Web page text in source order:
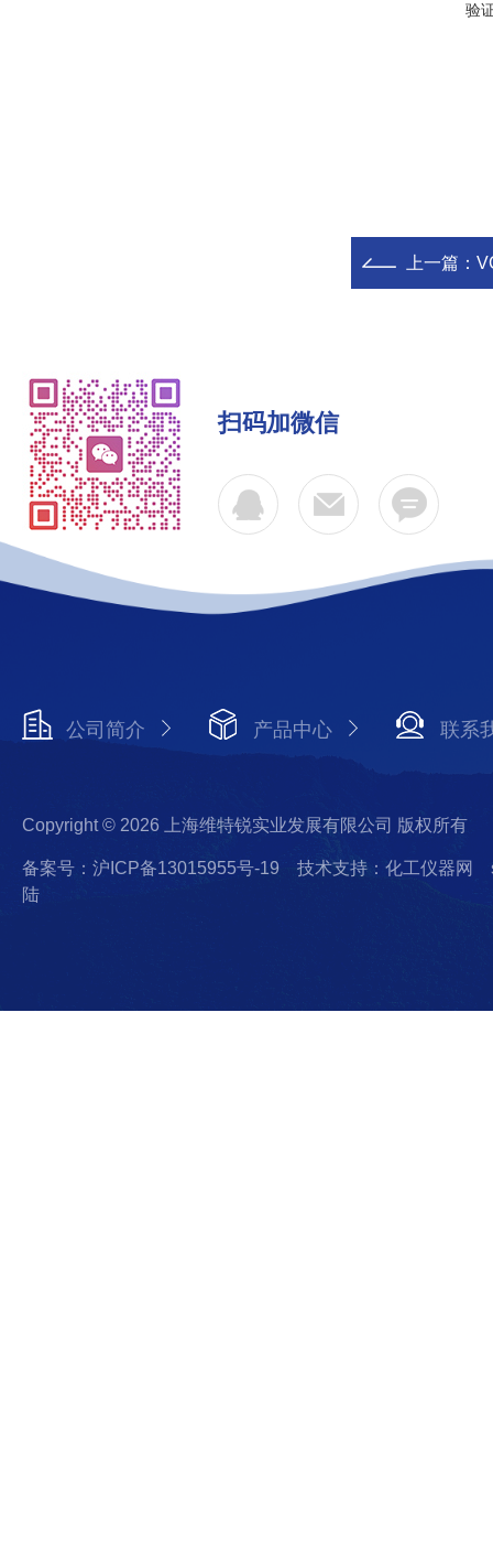
验
上一篇：
扫码加微信
公司简介 产品中心 联系
Copyright © 2026 上海维特锐实业发展有限公司 版权所有
备案号：沪ICP备13015955号-19 技术支持：化工仪器网
陆